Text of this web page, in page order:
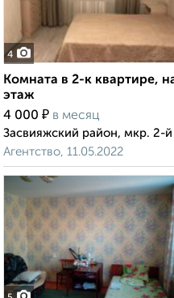
4
Комната в 2-к квартире,
этаж
4 000 ₽ в месяц
Засвияжский район, мкр. 2-
Агентство, 11.05.2022